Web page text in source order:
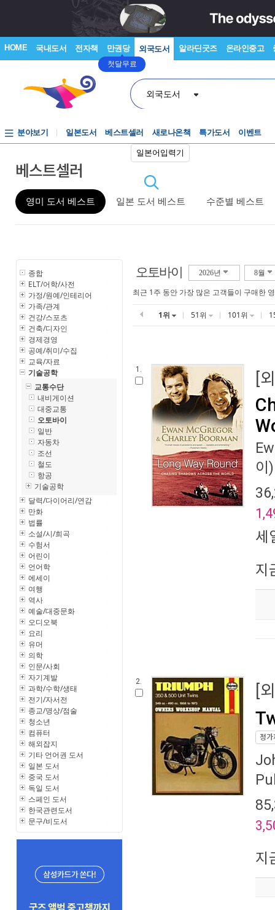
HOME 국내도서 전자책 만권당
첫달무료
외국도서 알라딘굿즈 온라인중고
외국도서
일본어입력기
분야보기 일본도서 베스트셀러 새로나온책 특가도서 이벤트
베스트셀러
영미 도서 베스트 일본 도서 베스트 수준별 베스트
종합
ELT/어학/사전
가정/원예/인테리어
가족/관계
건강/스포츠
건축/디자인
경제경영
공예/취미/수집
교육/자료
기술공학
교통수단
내비게이션
대중교통
오토바이
일반
자동차
조선
철도
항공
기술공학
달력/다이어리/연감
만화
법률
소설/시/희곡
수험서
어린이
언어학
에세이
여행
역사
예술/대중문화
오디오북
요리
유머
의학
인문/사회
자기계발
과학/수학/생태
전기/자서전
종교/명상/점술
청소년
컴퓨터
해외잡지
기타 언어권 도서
일본 도서
중국 도서
독일 도서
스페인 도서
한국관련도서
문구/비도서
오토바이 2026년 8월
최근 1주 동안 가장 많은 고객들이 구매한
1위 51위 101위
1. [
이
세
지
2. [
정
지